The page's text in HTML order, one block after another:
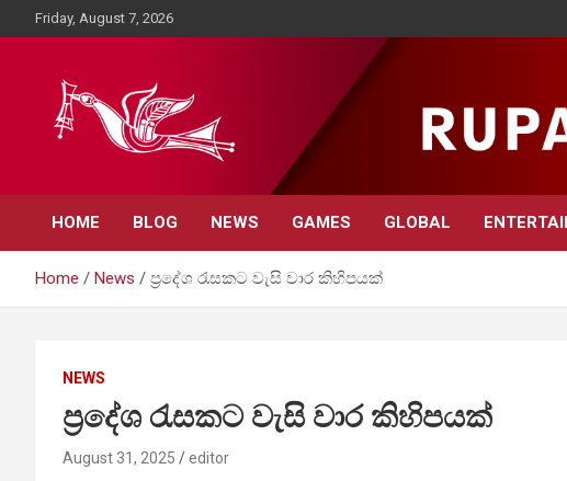
to
Friday, August 7, 2026
Rupavahini News
HOME BLOG NEWS GAMES GLOBAL
Home News ප්‍රදේශ රැසකට වැසි වාර කිහිපයක්
NEWS
ප්‍රදේශ රැසකට වැසි වාර කිහිපයක්
August 31, 2025 editor